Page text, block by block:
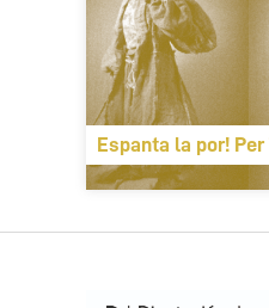
Espanta la por!